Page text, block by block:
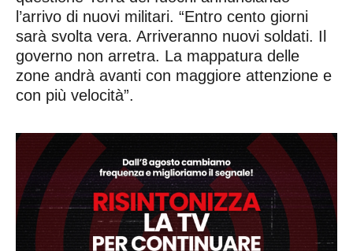
l’arrivo di nuovi militari. “Entro cento giorni
sarà svolta vera. Arriveranno nuovi soldati. Il
governo non arretra. La mappatura delle
zone andrà avanti con maggiore attenzione e
con più velocità”.